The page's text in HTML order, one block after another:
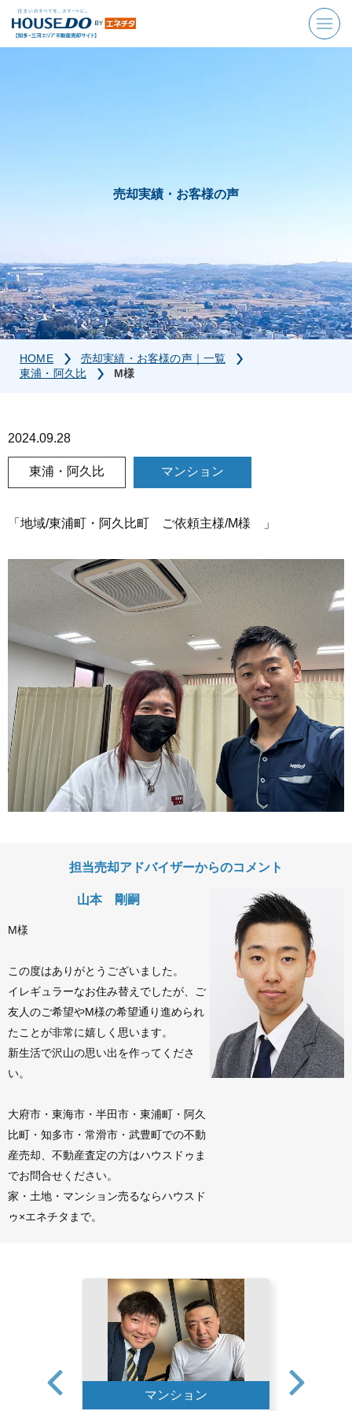
売却実績・お客様の声
HOME
売却実績・お客様の声｜一覧
東浦・阿久比
M様
2024.09.28
東浦・阿久比 マンション
「地域/東浦町・阿久比町 ご依頼主様/M様 」
担当売却アドバイザーからのコメント
山本 剛嗣
M様
この度はありがとうございました。
イレギュラーなお住み替えでしたが、ご
友人のご希望やM様の希望通り進められ
たことが非常に嬉しく思います。
新生活で沢山の思い出を作ってくださ
い。
大府市・東海市・半田市・東浦町・阿久
比町・知多市・常滑市・武豊町での不動
産売却、不動産査定の方はハウスドゥま
でお問合せください。
家・土地・マンション売るならハウスド
ゥ×エネチタまで。
マンション